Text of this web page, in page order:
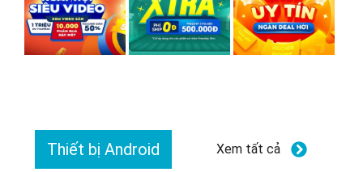
Thiết bị Android Xem tất cả